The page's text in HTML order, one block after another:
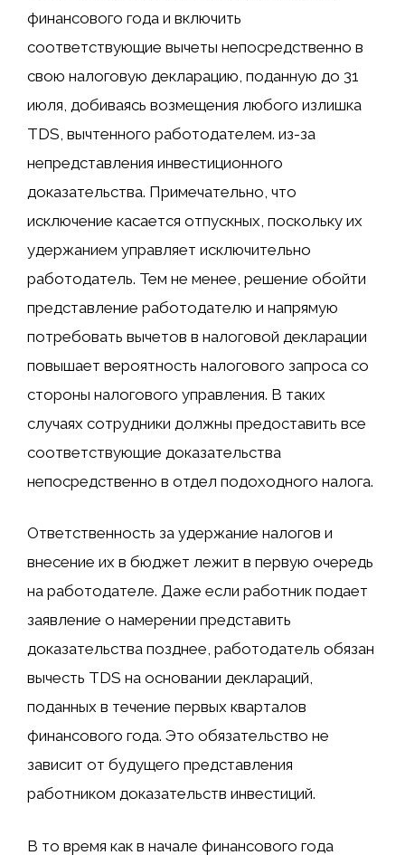
финансового года и включить
соответствующие вычеты непосредственно в
свою налоговую декларацию, поданную до 31
июля, добиваясь возмещения любого излишка
TDS, вычтенного работодателем. из-за
непредставления инвестиционного
доказательства. Примечательно, что
исключение касается отпускных, поскольку их
удержанием управляет исключительно
работодатель. Тем не менее, решение обойти
представление работодателю и напрямую
потребовать вычетов в налоговой декларации
повышает вероятность налогового запроса со
стороны налогового управления. В таких
случаях сотрудники должны предоставить все
соответствующие доказательства
непосредственно в отдел подоходного налога.
Ответственность за удержание налогов и
внесение их в бюджет лежит в первую очередь
на работодателе. Даже если работник подает
заявление о намерении представить
доказательства позднее, работодатель обязан
вычесть TDS на основании деклараций,
поданных в течение первых кварталов
финансового года. Это обязательство не
зависит от будущего представления
работником доказательств инвестиций.
В то время как в начале финансового года